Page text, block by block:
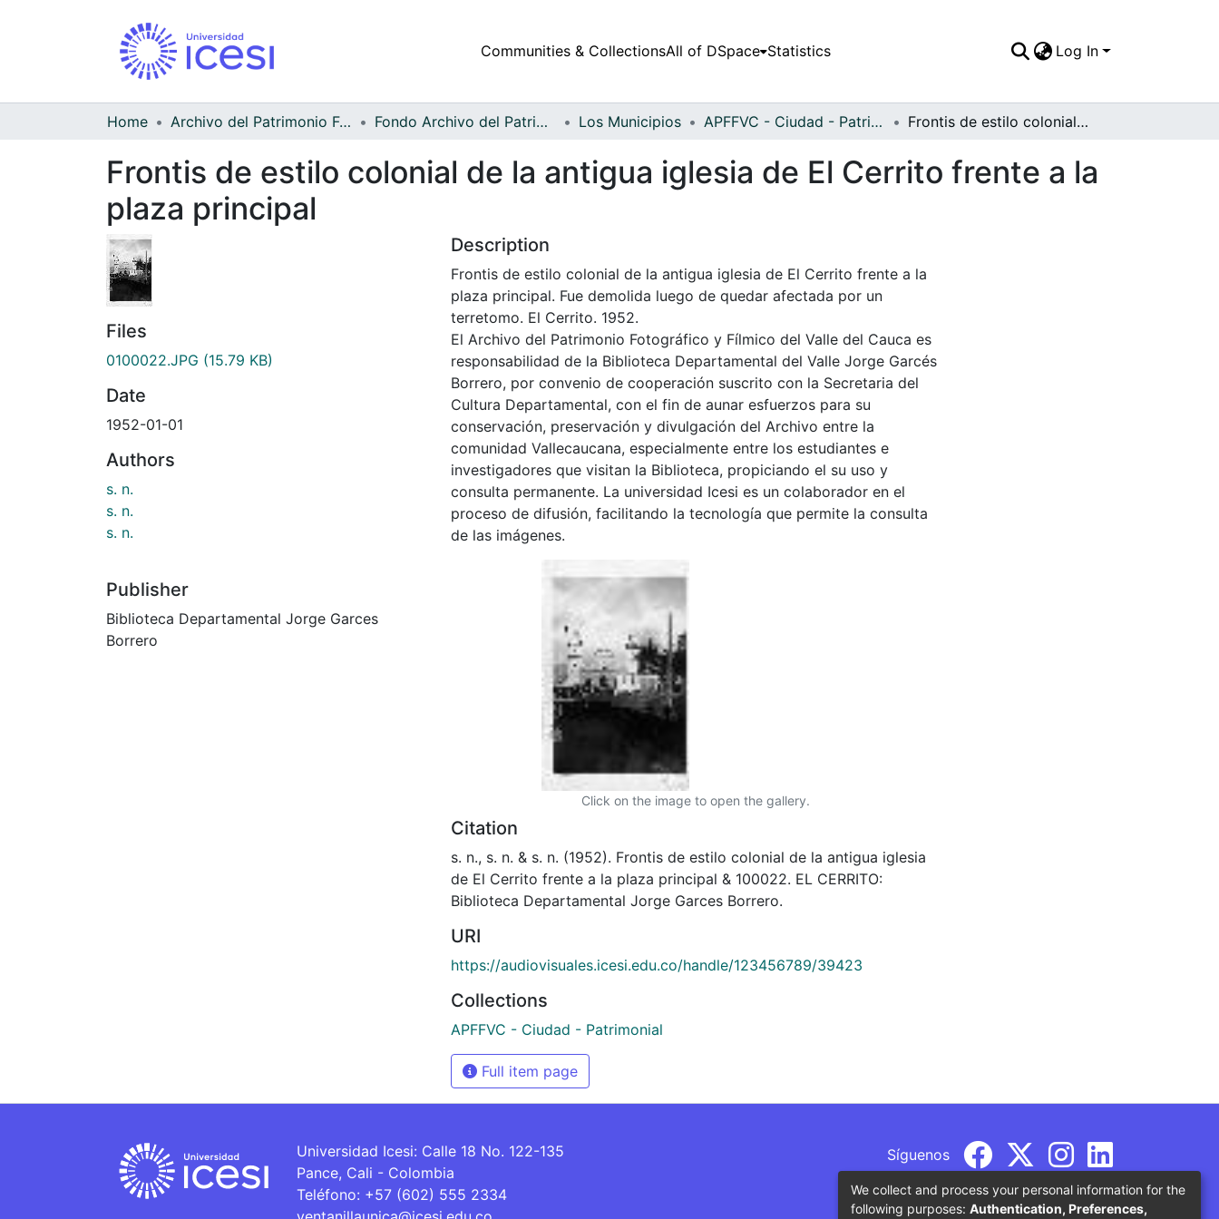
Communities & CollectionsAll of DSpace Statistics Log In
Home Archivo del Patrimonio Fotográfico y Fílmico del Valle del Cauca Fondo Archivo del Patrimonio Fotográfico y Fílmico del Valle del Cauca Los Municipios APFFVC - Ciudad - Patrimonial Frontis de estilo colonial de la antigua iglesia de El Cerrito frente a la plaza principal
Frontis de estilo colonial de la antigua iglesia de El Cerrito frente a la
plaza principal
Files
0100022.JPG (15.79 KB)
Date
1952-01-01
Authors
s. n.
s. n.
s. n.
Publisher
Biblioteca Departamental Jorge Garces
Borrero
Description
Frontis de estilo colonial de la antigua iglesia de El Cerrito frente a la
plaza principal. Fue demolida luego de quedar afectada por un
terretomo. El Cerrito. 1952.
El Archivo del Patrimonio Fotográfico y Fílmico del Valle del Cauca es
responsabilidad de la Biblioteca Departamental del Valle Jorge Garcés
Borrero, por convenio de cooperación suscrito con la Secretaria del
Cultura Departamental, con el fin de aunar esfuerzos para su
conservación, preservación y divulgación del Archivo entre la
comunidad Vallecaucana, especialmente entre los estudiantes e
investigadores que visitan la Biblioteca, propiciando el su uso y
consulta permanente. La universidad Icesi es un colaborador en el
proceso de difusión, facilitando la tecnología que permite la consulta
de las imágenes.
Click on the image to open the gallery.
Citation
s. n., s. n. & s. n. (1952). Frontis de estilo colonial de la antigua iglesia
de El Cerrito frente a la plaza principal & 100022. EL CERRITO:
Biblioteca Departamental Jorge Garces Borrero.
URI
https://audiovisuales.icesi.edu.co/handle/123456789/39423
Collections
APFFVC - Ciudad - Patrimonial
Full item page
Universidad Icesi: Calle 18 No. 122-135
Pance, Cali - Colombia
Teléfono: +57 (602) 555 2334
Síguenos
We collect and process your personal information for the
following purposes: Authentication, Preferences,